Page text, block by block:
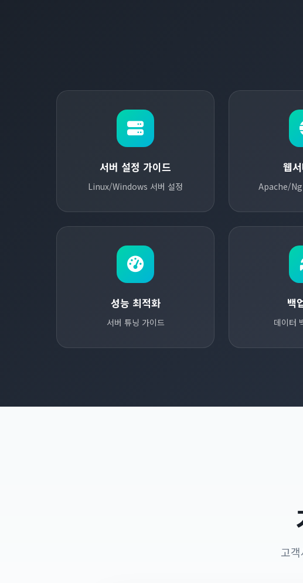
서버 설정 가이드
Linux/Windows 서버 설정
웹
Apache/
성능 최적화
서버 튜닝 가이드
백
데이터
고